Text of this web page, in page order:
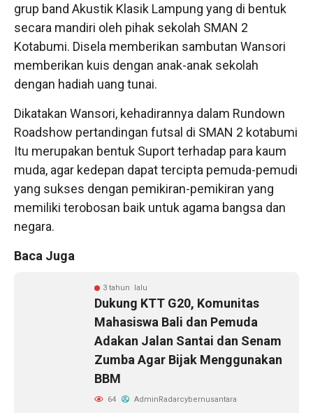
grup band Akustik Klasik Lampung yang di bentuk
secara mandiri oleh pihak sekolah SMAN 2
Kotabumi. Disela memberikan sambutan Wansori
memberikan kuis dengan anak-anak sekolah
dengan hadiah uang tunai.
Dikatakan Wansori, kehadirannya dalam Rundown
Roadshow pertandingan futsal di SMAN 2 kotabumi
Itu merupakan bentuk Suport terhadap para kaum
muda, agar kedepan dapat tercipta pemuda-pemudi
yang sukses dengan pemikiran-pemikiran yang
memiliki terobosan baik untuk agama bangsa dan
negara.
Baca Juga
3 tahun lalu
Dukung KTT G20, Komunitas
Mahasiswa Bali dan Pemuda
Adakan Jalan Santai dan Senam
Zumba Agar Bijak Menggunakan
BBM
64 AdminRadarcybernusantara